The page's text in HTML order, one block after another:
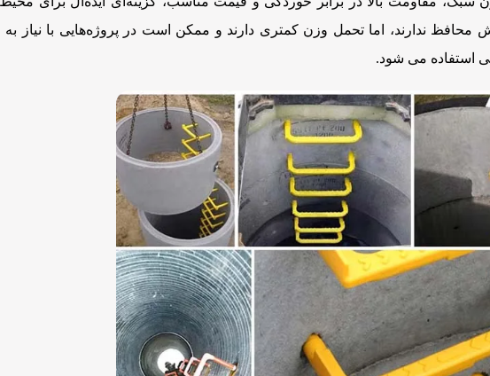
ندارند، اما تحمل وزن کمتری دارند و ممکن است در پروژه‌هایی با نیاز به
استفاده می شود.